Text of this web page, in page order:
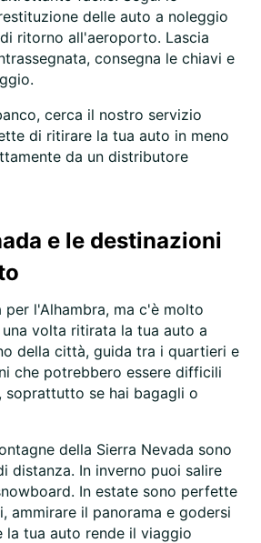
delle auto a noleggio
ritorno all'aeroporto. Lascia
consegna le chiavi e
cerca il nostro servizio
di ritirare la tua auto in meno
da un distributore
e le destinazioni
per l'Alhambra, ma c'è molto
volta ritirata la tua auto a
della città, guida tra i quartieri e
che potrebbero essere difficili
soprattutto se hai bagagli o
della Sierra Nevada sono
distanza. In inverno puoi salire
In estate sono perfette
ammirare il panorama e godersi
la tua auto rende il viaggio